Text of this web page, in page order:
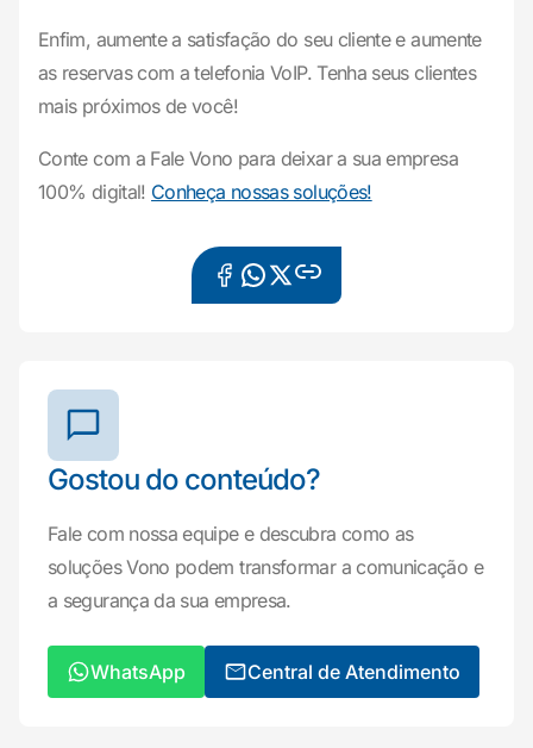
Enfim, aumente a satisfação do seu cliente e aumente
as reservas com a telefonia VoIP. Tenha seus clientes
mais próximos de você!
Conte com a Fale Vono para deixar a sua empresa
100% digital! Conheça nossas soluções!
Gostou do conteúdo?
Fale com nossa equipe e descubra como as
soluções Vono podem transformar a comunicação e
a segurança da sua empresa.
WhatsApp Central de Atendimento